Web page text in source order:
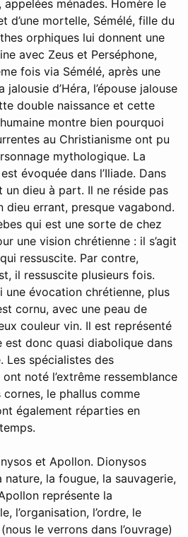
ménades. Homère le
d’une mortelle, Sémélé, fille du
orphiques lui donnent une
avec Zeus et Perséphone,
fois via Sémélé, après une
d’Héra, l’épouse jalouse
double naissance et cette
montre bien pourquoi
au Christianisme ont pu
mythologique. La
évoquée dans l’Iliade. Dans
un dieu à part. Il ne réside pas
dieu errant, presque vagabond.
qui est une sorte de chez
une vision chrétienne : il s’agit
ressuscite. Par contre,
il ressuscite plusieurs fois.
une évocation chrétienne, plus
cornu, avec une peau de
couleur vin. Il est représenté
est donc quasi diabolique dans
Les spécialistes des
noté l’extrême ressemblance
le phallus comme
également réparties en
et Apollon. Dionysos
nature, la fougue, la sauvagerie,
représente la
l’organisation, l’ordre, le
le verrons dans l’ouvrage)